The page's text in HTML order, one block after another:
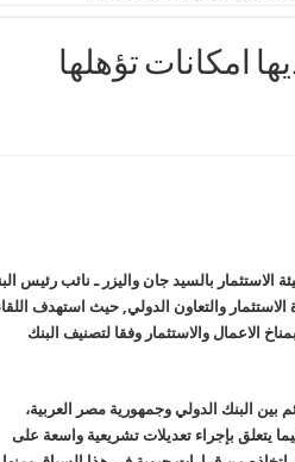
امكانات تؤهلها
بالسيد جان واليزر ـ نائب رئيس
والتعاون الدولي, حيث استهدف
الاعمال والاستثمار وفقا لتصنيف البنك
بين البنك الدولي وجمهورية مصر العربية،
يتعلق بإجراء تعديلات تشريعية واسعة على